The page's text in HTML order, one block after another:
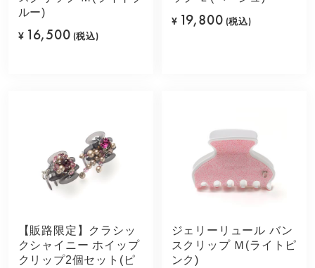
ルー)
¥ 16,500 (税込)
¥ 19,800 (税込)
【販路限定】クラシッ
クシャイニー ホイップ
クリップ2個セット(ピ
ジェリーリュール バン
スクリップ Ｍ(ライトピ
ンク)